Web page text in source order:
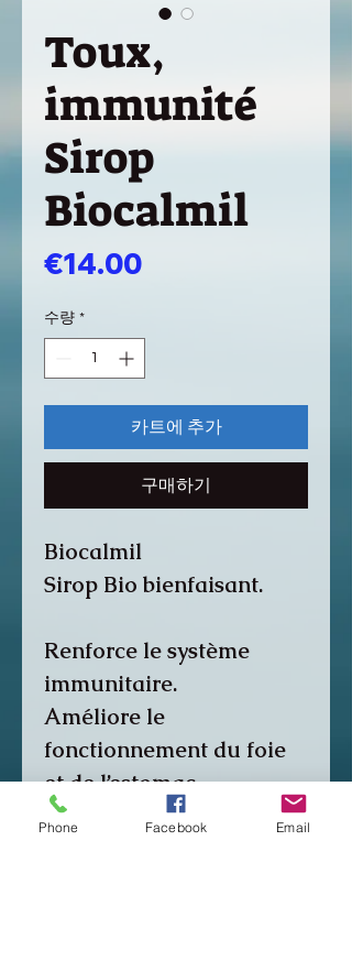
Toux,
immunité
Sirop
Biocalmil
€14.00가
수량 *
카트에 추가
구매하기
Biocalmil
Sirop Bio bienfaisant.
Renforce le système
immunitaire.
Améliore le
fonctionnement du foie
et de l’estomac.
Favorise la circulation du
Phone Facebook Email